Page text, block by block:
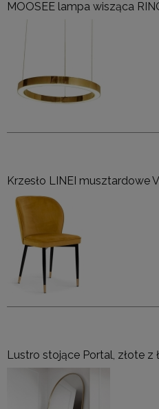
MOOSEE lampa wisząca
Krzesło LINEI musztardowe
Lustro stojące Portal, złote z